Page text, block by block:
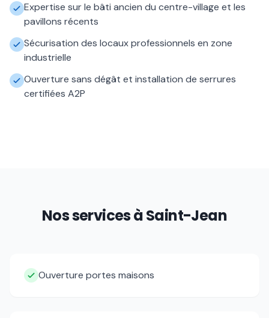
Expertise sur le bâti ancien du centre-village et les
pavillons récents
Sécurisation des locaux professionnels en zone
industrielle
Ouverture sans dégât et installation de serrures
certifiées A2P
Nos services àSaint-Jean
Ouverture portes maisons